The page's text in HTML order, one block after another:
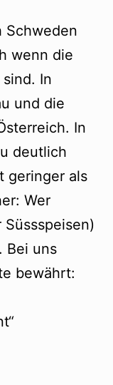
Schweden
wenn die
In
und die
In
deutlich
geringer als
Wer
Bei uns
bewährt: